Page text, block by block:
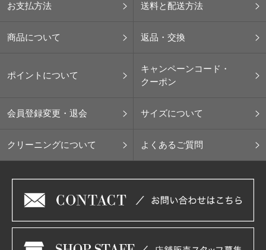
お支払方法 送料と配送方法
商品について 返品・交換
ポイントについて
キャンペーンコード・
クーポン
会員登録変更・退会 サイズについて
クリーニングについて よくあるご質問